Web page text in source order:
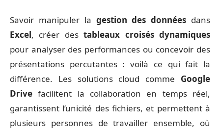
Savoir manipuler la gestion des données dans
Excel, créer destableaux croisés dynamiques
pour analyser des performances ou concevoir des
présentations percutantes : voilà ce qui fait la
différence. Les solutions cloud comme Google
Drive facilitent la collaboration en temps réel,
garantissent l’unicité des fichiers, et permettent à
plusieurs personnes de travailler ensemble, où